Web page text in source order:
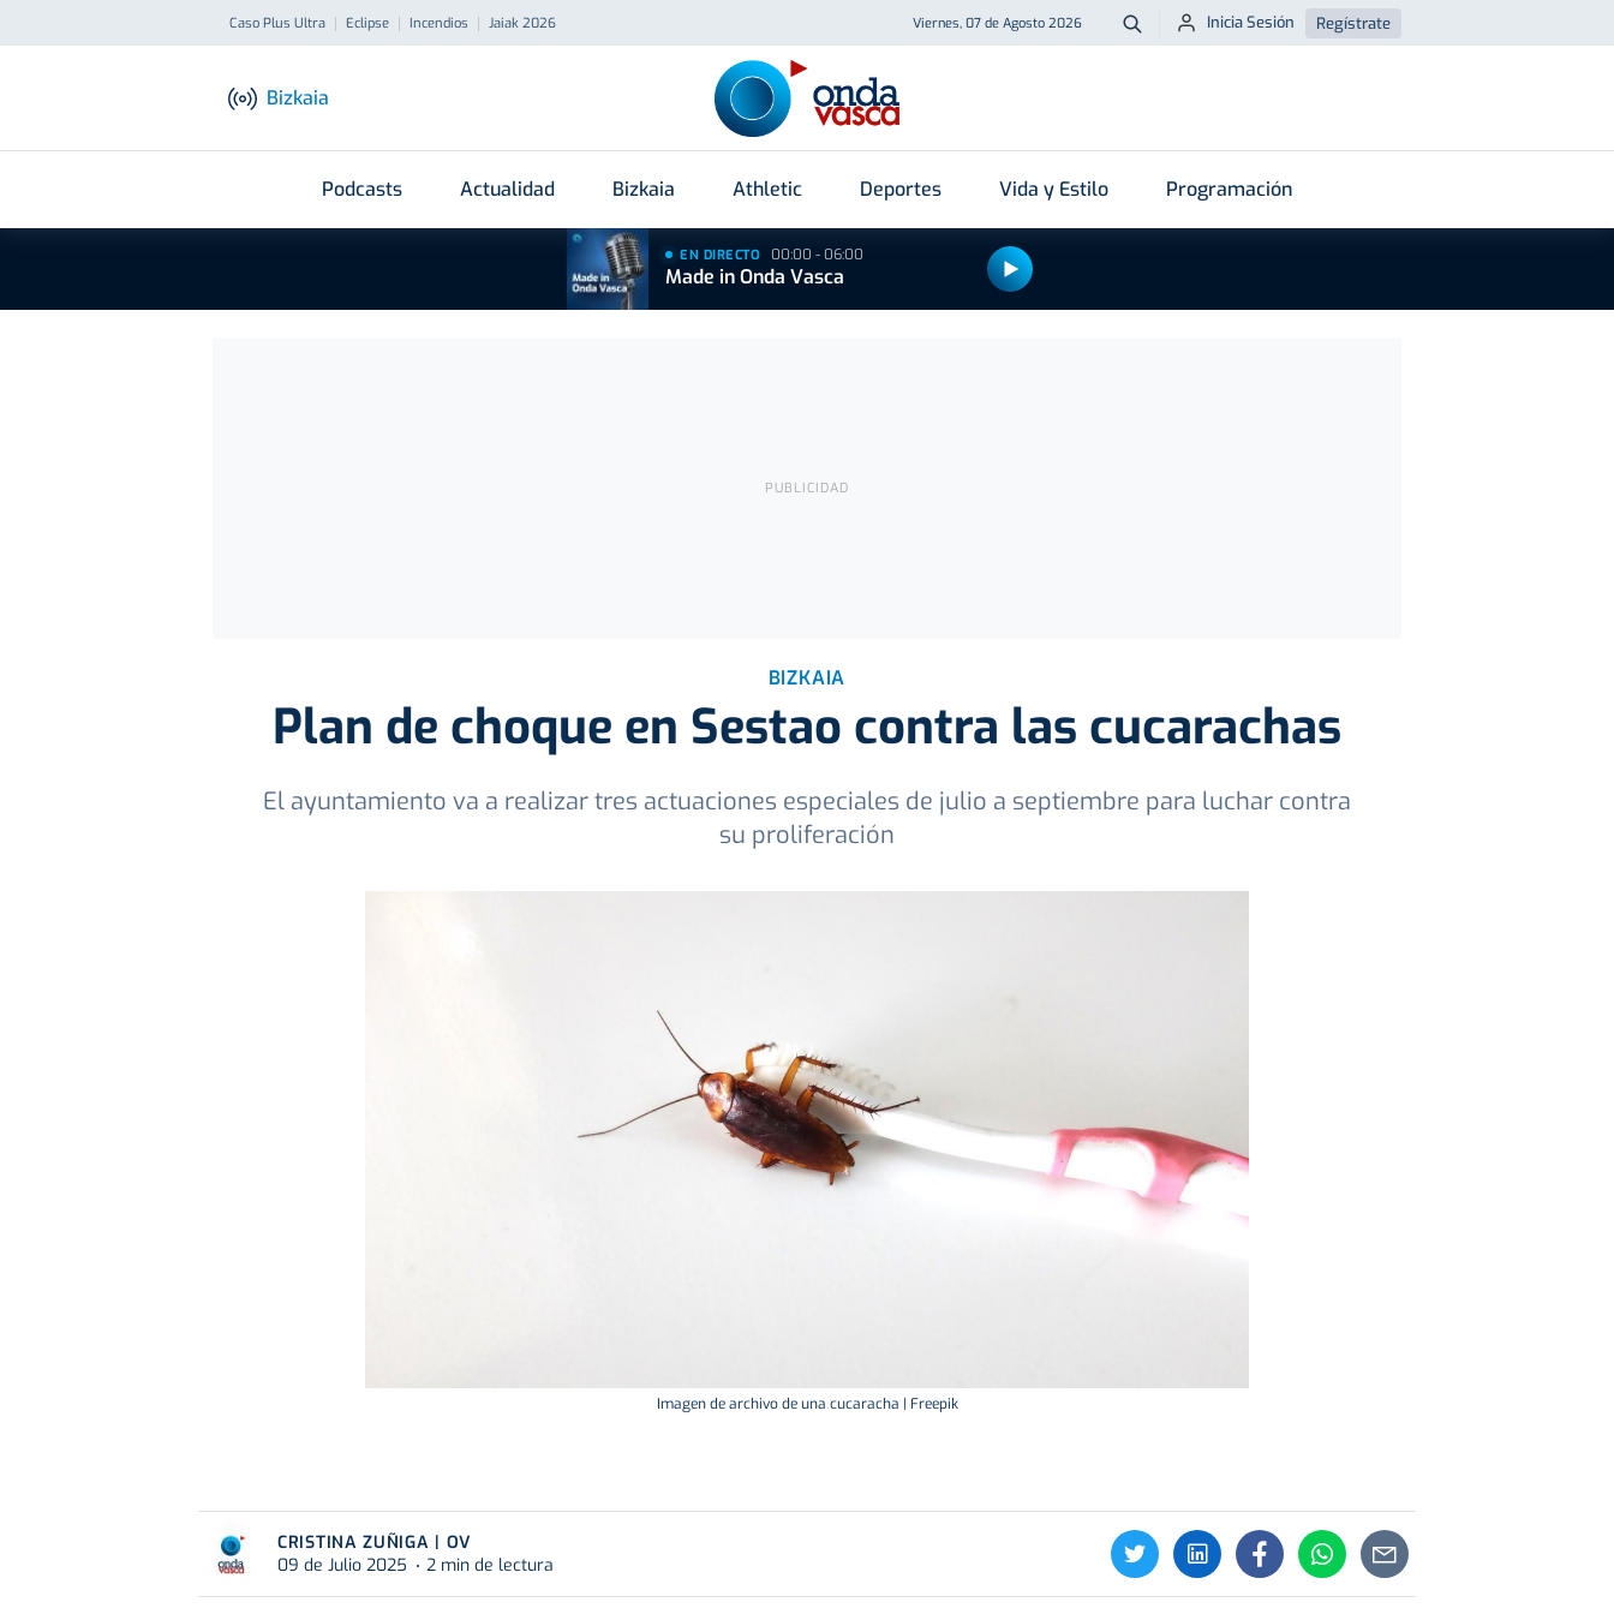
Caso Plus Ultra Eclipse Incendios Jaiak 2026 Viernes, 07 de Agosto 2026 Buscar
Inicia Sesión Regístrate
Bizkaia
Podcasts Actualidad Bizkaia Athletic Deportes Vida y Estilo Programación
EN DIRECTO 00:00 - 06:00
Made in Onda Vasca
BIZKAIA
Plan de choque en Sestao contra las cucarachas
El ayuntamiento va a realizar tres actuaciones especiales de julio a septiembre para luchar contra
su proliferación
Imagen de archivo de una cucaracha | Freepik
CRISTINA ZUÑIGA | OV
09 de Julio 2025
2 min de lectura